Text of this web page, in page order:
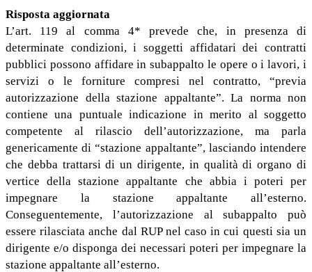
Risposta aggiornata
L’art. 119 al comma 4* prevede che, in presenza di
determinate condizioni, i soggetti affidatari dei contratti
pubblici possono affidare in subappalto le opere o i lavori, i
servizi o le forniture compresi nel contratto, “previa
autorizzazione della stazione appaltante”. La norma non
contiene una puntuale indicazione in merito al soggetto
competente al rilascio dell’autorizzazione, ma parla
genericamente di “stazione appaltante”, lasciando intendere
che debba trattarsi di un dirigente, in qualità di organo di
vertice della stazione appaltante che abbia i poteri per
impegnare la stazione appaltante all’esterno.
Conseguentemente, l’autorizzazione al subappalto può
essere rilasciata anche dal RUP nel caso in cui questi sia un
dirigente e/o disponga dei necessari poteri per impegnare la
stazione appaltante all’esterno.